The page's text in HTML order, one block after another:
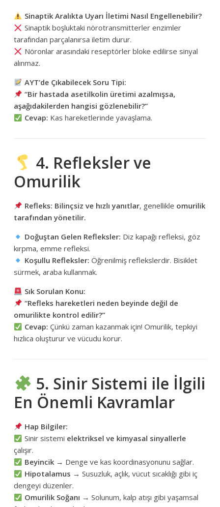
Sinaptik Aralıkta Uyarı İletimi Nasıl Engellenebilir?
Sinaptik boşluktaki nörotransmitterler enzimler
tarafından parçalanırsa iletim durur.
Nöronlar arasındaki reseptörler bloke edilirse sinyal
alınmaz.
AYT’de Çıkabilecek Soru Tipi:
“Bir hastada asetilkolin üretimi azalmışsa,
aşağıdakilerden hangisi gözlenebilir?”
Cevap: Kas hareketlerinde yavaşlama.
4. Refleksler ve
Omurilik
Refleks: Bilinçsiz ve hızlı yanıtlar, genellikle omurilik
tarafından yönetilir.
Doğuştan Gelen Refleksler: Diz kapağı refleksi, göz
kırpma, emme refleksi.
Koşullu Refleksler: Öğrenilmiş reflekslerdir. Bisiklet
sürmek, araba kullanmak.
Sık Sorulan Konu:
“Refleks hareketleri neden beyinde değil de
omurilikte kontrol edilir?”
Cevap: Çünkü zaman kazanmak için! Omurilik, tepkiyi
hızlıca oluşturur ve vücudu korur.
5. Sinir Sistemi ile İlgili
En Önemli Kavramlar
Hap Bilgiler:
Sinir sistemi elektriksel ve kimyasal sinyallerle
çalışır.
Beyincik→ Denge ve kas koordinasyonunu sağlar.
Hipotalamus → Susuzluk, açlık, vücut sıcaklığı gibi iç
dengeyi düzenler.
Omurilik Soğanı → Solunum, kalp atışı gibi yaşamsal